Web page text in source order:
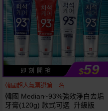
即 刻 開 搶 $59
韓國超人氣票選第一名
韓國 Median~93%強效淨白去垢
牙膏(120g) 款式可選 升級版